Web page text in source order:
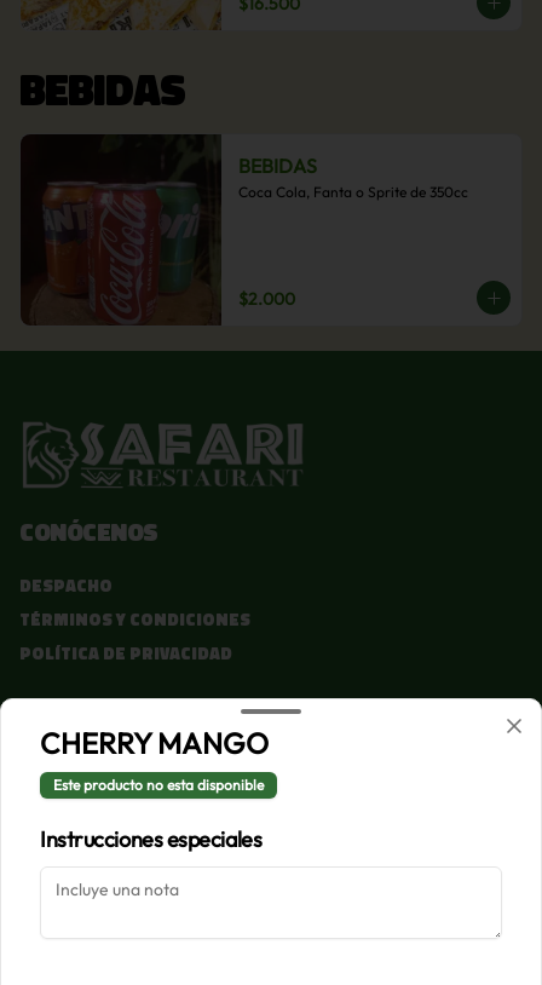
BEBIDAS
BEBIDAS
Coca Cola, Fanta o Sprite de 350cc
$2.000
Conócenos
Despacho
Términos y condiciones
Política de privacidad
Redes sociales
Instagram
Facebook
Mi cuenta
Iniciar sesión
CHERRY MANGO
Este producto no esta disponible
Instrucciones especiales